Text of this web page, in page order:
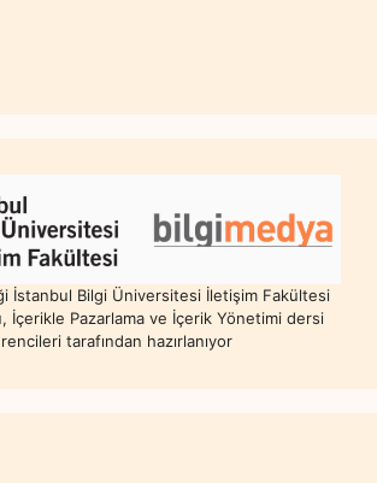
İstanbul Bilgi Üniversitesi İletişim Fakültesi
İçerikle Pazarlama ve İçerik Yönetimi dersi
tarafından hazırlanıyor